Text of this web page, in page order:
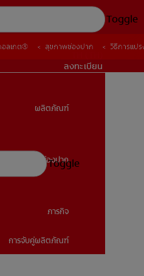
Toggle
ลงทะเบียน
ผลิตภัณฑ์
สุขภาพช่องปาก
ภารกิจ
การจับคู่ผลิตภัณฑ์
Toggle
อลเกต® สุขภาพช่องปาก วิธีการแป
ถูกต้อง